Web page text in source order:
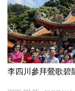
李四川參拜鶯歌